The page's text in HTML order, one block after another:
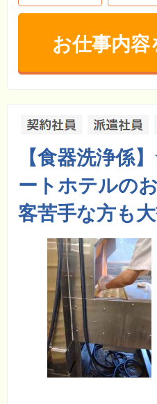
お仕事内容
【食器洗浄係
ートホテルの
客苦手な方も